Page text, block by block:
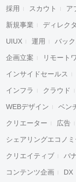
採用 スカウト ア
新規事業 ディレク
UIUX 運用 バッ
企画立案 リモート
インサイドセールス
インフラ クラウド
WEBデザイン ベン
クリエーター 広告
シェアリングエコノミ
クリエイティブ バ
コンテンツ企画 DX